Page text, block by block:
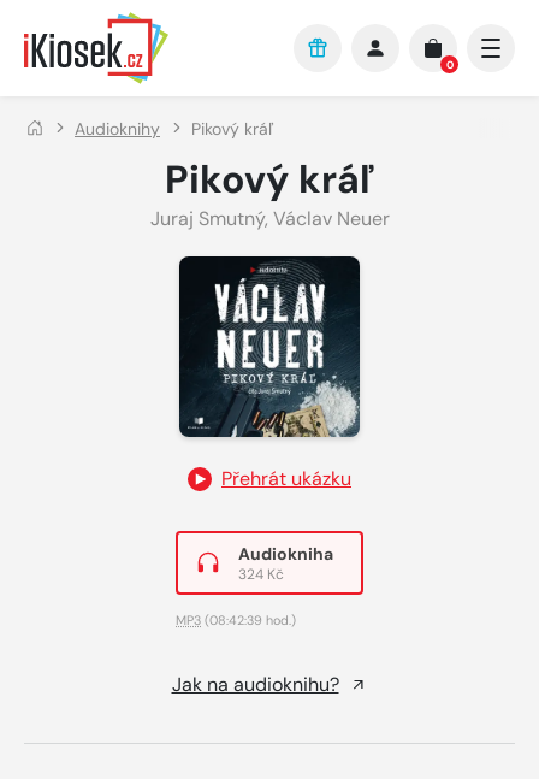
Přejít na hlavní obsah
0
Audioknihy Pikový kráľ
Pikový kráľ
Juraj Smutný, Václav Neuer
Přehrát ukázku
Audiokniha
324 Kč
MP3 (08:42:39 hod.)
Jak na audioknihu?